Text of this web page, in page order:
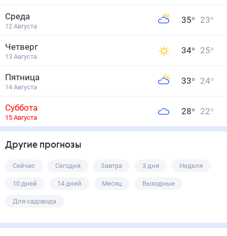
Среда
12 Августа
35° 23°
Четверг
13 Августа
34° 25°
Пятница
14 Августа
33° 24°
Суббота
15 Августа
28° 22°
Другие прогнозы
Сейчас Сегодня Завтра 3 дня Неделя
10 дней 14 дней Месяц Выходные
Для садовода